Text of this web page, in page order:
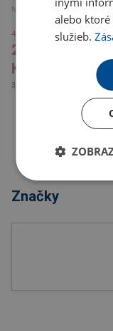
Na sklade 1 ks
421.65 Kč
252.11
Kč
305.05 Kč s DPH
Značky
alebo
služieb.